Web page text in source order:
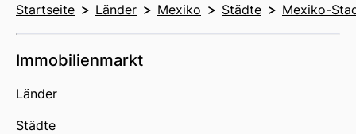
Startseite Länder Mexiko Städte Mexiko-
Immobilienmarkt
Länder
Städte